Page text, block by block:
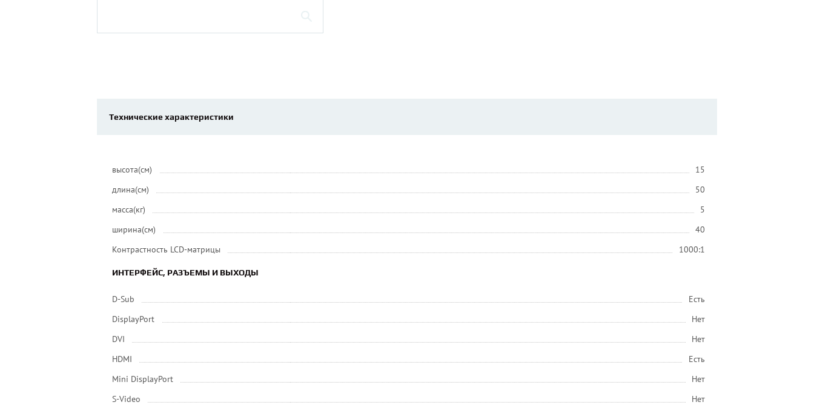
Технические характеристики
высота(см)
15
длина(см)
50
масса(кг)
5
ширина(см)
40
Контрастность LCD-матрицы
1000:1
ИНТЕРФЕЙС, РАЗЪЕМЫ И ВЫХОДЫ
D-Sub
Есть
DisplayPort
Нет
DVI
Нет
HDMI
Есть
Mini DisplayPort
Нет
S-Video
Нет